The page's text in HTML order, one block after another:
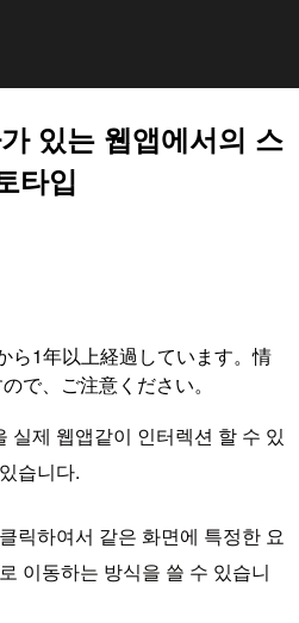
있는 웹앱에서의 스
타입
ら1年以上経過しています。情
で、ご注意ください。
실제 웹앱같이 인터렉션 할 수 있
습니다.
릭하여서 같은 화면에 특정한 요
이동하는 방식을 쓸 수 있습니